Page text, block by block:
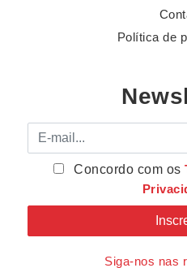
Política de
E-mail
Concordo com os
Siga-nos nas